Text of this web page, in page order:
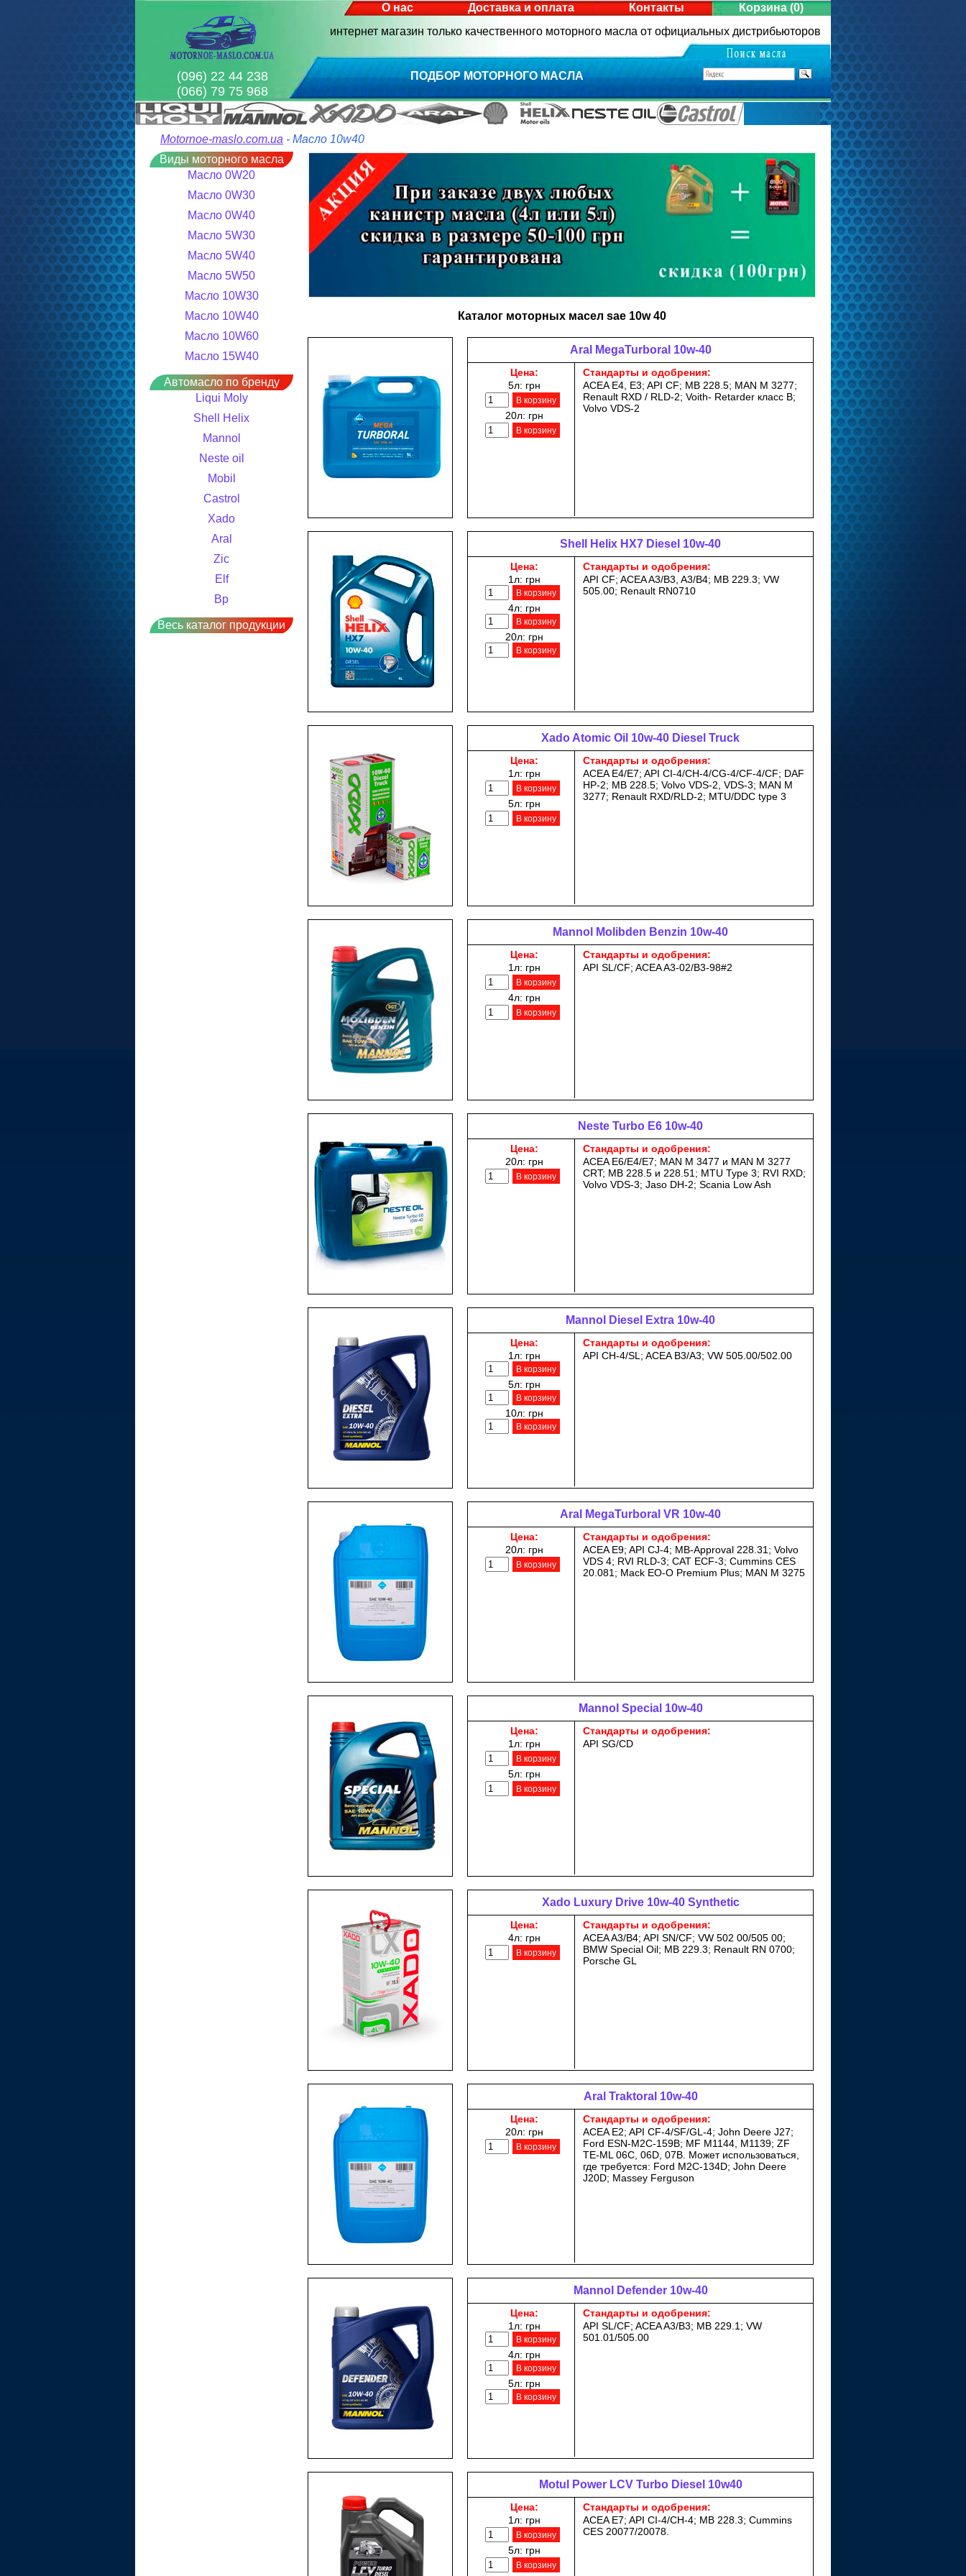
Корзина(0)
Контакты
Доставка и оплата
О нас
интернет магазин только качественного моторного масла от официальных дистрибьюторов
(096) 22 44 238
(066) 79 75 968
ПОДБОР МОТОРНОГО МАСЛА
Motornoe-maslo.com.ua - Масло 10w40
Виды моторного масла
Масло 0W20
Масло 0W30
Масло 0W40
Масло 5W30
Масло 5W40
Масло 5W50
Масло 10W30
Масло 10W40
Масло 10W60
Масло 15W40
Автомасло по бренду
Liqui Moly
Shell Helix
Mannol
Neste oil
Mobil
Castrol
Xado
Aral
Zic
Elf
Bp
Весь каталог продукции
Каталог моторных масел sae 10w 40
Aral MegaTurboral 10w-40
Цена:
5л: грн
В корзину
20л: грн
В корзину
Стандарты и одобрения:
ACEA E4, E3; API CF; MB 228.5; MAN M 3277;
Renault RXD / RLD-2; Voith- Retarder класс B;
Volvo VDS-2
Shell Helix HX7 Diesel 10w-40
Цена:
1л: грн
В корзину
4л: грн
В корзину
20л: грн
В корзину
Стандарты и одобрения:
API CF; ACEA A3/B3, A3/B4; MB 229.3; VW
505.00; Renault RN0710
Xado Atomic Oil 10w-40 Diesel Truck
Цена:
1л: грн
В корзину
5л: грн
В корзину
Стандарты и одобрения:
ACEA E4/E7; API CI-4/CH-4/CG-4/CF-4/CF; DAF
HP-2; MB 228.5; Volvo VDS-2, VDS-3; MAN M
3277; Renault RXD/RLD-2; MTU/DDC type 3
Mannol Molibden Benzin 10w-40
Цена:
1л: грн
В корзину
4л: грн
В корзину
Стандарты и одобрения:
API SL/CF; ACEA A3-02/B3-98#2
Neste Turbo E6 10w-40
Цена:
20л: грн
В корзину
Стандарты и одобрения:
ACEA E6/E4/E7; MAN M 3477 и MAN M 3277
CRT; MB 228.5 и 228.51; MTU Type 3; RVI RXD;
Volvo VDS-3; Jaso DH-2; Scania Low Ash
Mannol Diesel Extra 10w-40
Цена:
1л: грн
В корзину
5л: грн
В корзину
10л: грн
В корзину
Стандарты и одобрения:
API CH-4/SL; ACEA B3/A3; VW 505.00/502.00
Aral MegaTurboral VR 10w-40
Цена:
20л: грн
В корзину
Стандарты и одобрения:
ACEA E9; API CJ-4; MB-Approval 228.31; Volvo
VDS 4; RVI RLD-3; CAT ECF-3; Cummins CES
20.081; Mack EO-O Premium Plus; MAN M 3275
Mannol Special 10w-40
Цена:
1л: грн
В корзину
5л: грн
В корзину
Стандарты и одобрения:
API SG/CD
Xado Luxury Drive 10w-40 Synthetic
Цена:
4л: грн
В корзину
Стандарты и одобрения:
ACEA A3/B4; API SN/CF; VW 502 00/505 00;
BMW Special Oil; MB 229.3; Renault RN 0700;
Porsche GL
Aral Traktoral 10w-40
Цена:
20л: грн
В корзину
Стандарты и одобрения:
ACEA E2; API CF-4/SF/GL-4; John Deere J27;
Ford ESN-M2C-159B; MF M1144, M1139; ZF
TE-ML 06C, 06D, 07B. Может использоваться,
где требуется: Ford M2C-134D; John Deere
J20D; Massey Ferguson
Mannol Defender 10w-40
Цена:
1л: грн
В корзину
4л: грн
В корзину
5л: грн
В корзину
Стандарты и одобрения:
API SL/CF; ACEA A3/B3; MB 229.1; VW
501.01/505.00
Motul Power LCV Turbo Diesel 10w40
Цена:
1л: грн
В корзину
5л: грн
В корзину
Стандарты и одобрения:
ACEA E7; API CI-4/CH-4; MB 228.3; Cummins
CES 20077/20078.